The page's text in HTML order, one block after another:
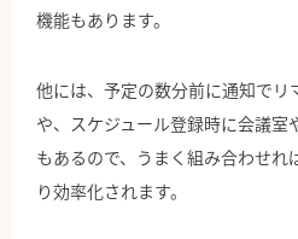
機能もあります。
他には、予定の数分前に通知でリ
や、スケジュール登録時に会議
もあるので、うまく組み合わせれ
り効率化されます。